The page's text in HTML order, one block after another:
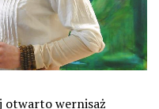
otwarto wernisaż